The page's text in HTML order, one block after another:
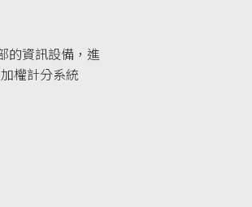
的資訊設備，進
權計分系統